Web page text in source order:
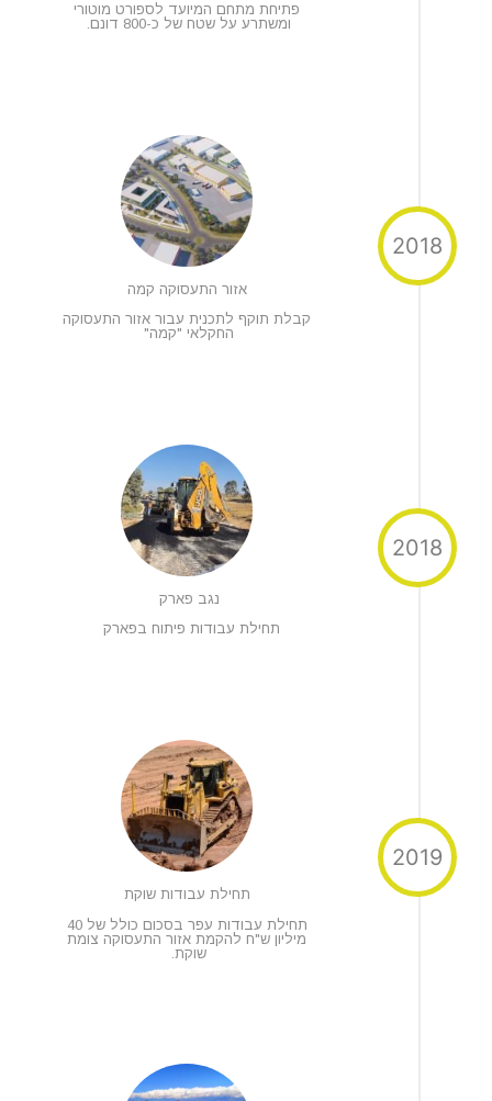
פתיחת מתחם המיועד לספורט מוטורי
ומשתרע על שטח של כ-800 דונם.
2018
אזור התעסוקה קמה
קבלת תוקף לתכנית עבור אזור התעסוקה
החקלאי "קמה"
2018
נגב פארק
תחילת עבודות פיתוח בפארק
2019
תחילת עבודות שוקת
תחילת עבודות עפר בסכום כולל של 40
מיליון ש"ח להקמת אזור התעסוקה צומת
שוקת.